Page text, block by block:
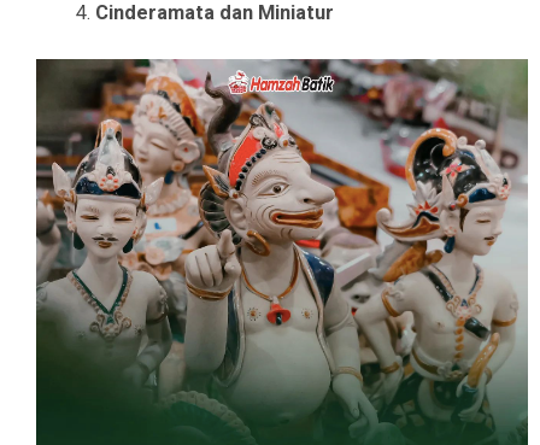
Cinderamata dan Miniatur